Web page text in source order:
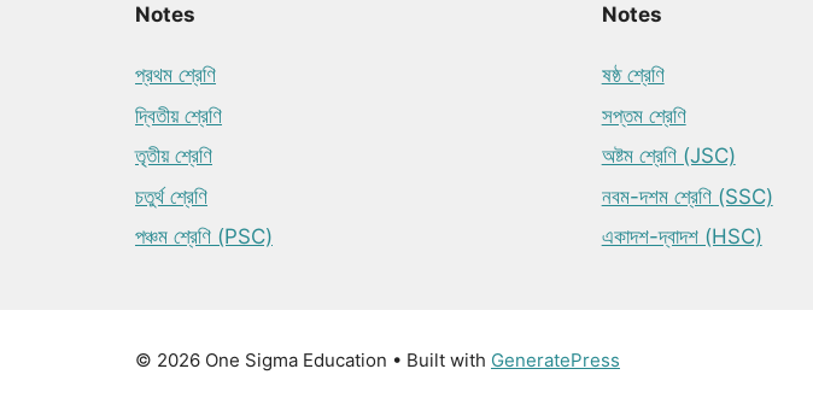
Notes
প্রথম শ্রেণি
দ্বিতীয় শ্রেণি
তৃতীয় শ্রেণি
চতুর্থ শ্রেণি
পঞ্চম শ্রেণি (PSC)
Notes
ষষ্ঠ শ্রেণি
সপ্তম শ্রেণি
অষ্টম শ্রেণি (JSC)
নবম-দশম শ্রেণি (SSC)
একাদশ-দ্বাদশ (HSC)
© 2026 One Sigma Education • Built with GeneratePress